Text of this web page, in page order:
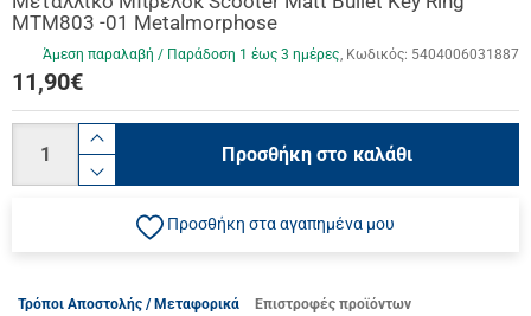
MTM803 -01 Metalmorphose
Άμεση παραλαβή / Παράδoση 1 έως 3 ημέρες Κωδικός: 5404006031887
11,90€
product.increase.quantity
product.decrease.quantity
Προσθήκη στο καλάθι
Προσθήκη στα αγαπημένα μου
Τρόποι Αποστολής / Μεταφορικά Επιστροφές προϊόντων